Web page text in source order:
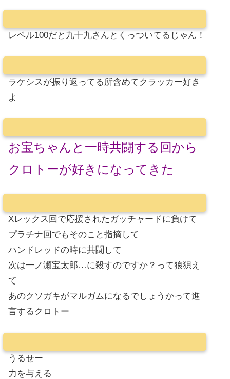
レベル100だと九十九さんとくっついてるじゃん！
ラケシスが振り返ってる所含めてクラッカー好き
よ
お宝ちゃんと一時共闘する回から
クロトーが好きになってきた
Xレックス回で応援されたガッチャードに負けて
プラチナ回でもそのこと指摘して
ハンドレッドの時に共闘して
次は一ノ瀬宝太郎…に殺すのですか？って狼狽え
て
あのクソガキがマルガムになるでしょうかって進
言するクロトー
うるせー
力を与える